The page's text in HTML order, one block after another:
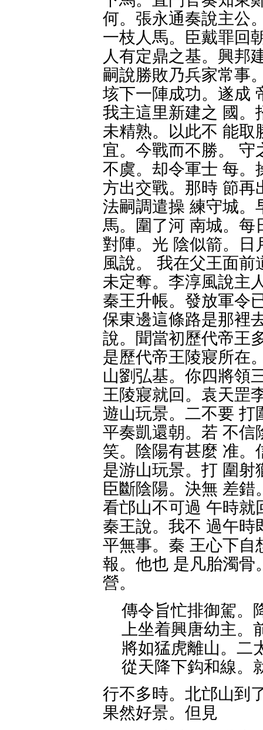
何。張永通奏說主公
一枝人馬。臣戴罪回
人有定鼎之基。興邦
嗣說勝敗乃兵家常事
垓下一陣成功。遂成
我主這里新建之 國。
未精熟。以此不 能取
宜。今戰而不勝。 守
不虞。却令軍士 每。
方出交戰。那時 節再
法嗣調遣操 練守城。
馬。圍了河 南城。每
對陣。光 陰似箭。日
風說。 我在父王面
未定奪。李淳風說主
秦王升帳。發放軍令
保東邊這條路是那裡
說。聞當初歷代帝王
是歷代帝王陵寢所在
山劉弘基。你四將領
王陵寢就回。袁天罡
遊山玩景。二不要 打
平奏凱還朝。若 不信
笑。陰陽有甚麼 准。
是游山玩景。打 圍射
臣斷陰陽。決無 差
看邙山不可過 午時就
秦王說。我不 過午時
平無事。秦 王心下自
報。他也 是凡胎濁骨
營。
傳令旨忙排御駕。
上坐着興唐幼主
將如猛虎離山。二
從天降下鈎和線。
行不多時。北邙山到
果然好景。但見